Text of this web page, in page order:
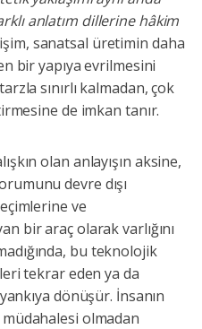
anlatım dillerine hâkim
sanatsal üretimin daha
bir yapıya evrilmesini
sınırlı kalmadan, çok
de imkan tanır.
olan anlayışın aksine,
devre dışı
ve
bir araç olarak varlığını
bu teknolojik
tekrar eden ya da
dönüşür. İnsanın
olmadan